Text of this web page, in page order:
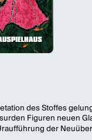
des Stoffes
Figuren neuen
der